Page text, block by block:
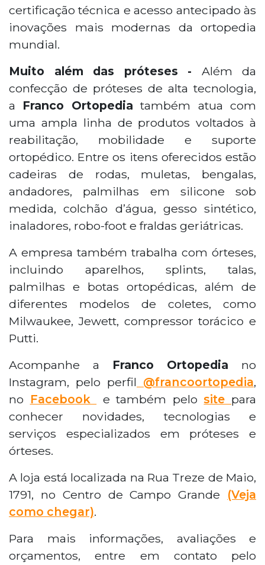
certificação técnica e acesso antecipado às
inovações mais modernas da ortopedia
mundial.
Muito além das próteses - Além da
confecção de próteses de alta tecnologia,
a Franco Ortopedia também atua com
uma ampla linha de produtos voltados à
reabilitação, mobilidade e suporte
ortopédico. Entre os itens oferecidos estão
cadeiras de rodas, muletas, bengalas,
andadores, palmilhas em silicone sob
medida, colchão d’água, gesso sintético,
inaladores, robo-foot e fraldas geriátricas.
A empresa também trabalha com órteses,
incluindo aparelhos, splints, talas,
palmilhas e botas ortopédicas, além de
diferentes modelos de coletes, como
Milwaukee, Jewett, compressor torácico e
Putti.
Acompanhe a Franco Ortopedia no
Instagram, pelo perfil @francoortopedia,
no Facebook e também pelosite para
conhecer novidades, tecnologias e
serviços especializados em próteses e
órteses.
A loja está localizada na Rua Treze de Maio,
1791, no Centro de Campo Grande (Veja
como chegar).
Para mais informações, avaliações e
orçamentos, entre em contato pelo